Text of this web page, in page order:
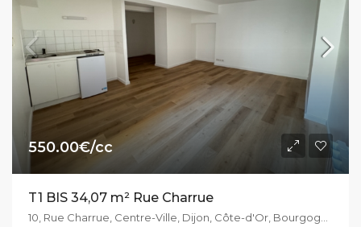
550.00€/cc
T1 BIS 34,07 m² Rue Charrue